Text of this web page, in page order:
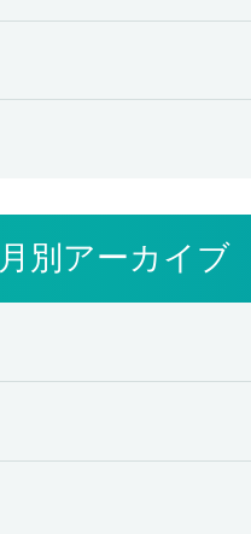
月別アーカイブ